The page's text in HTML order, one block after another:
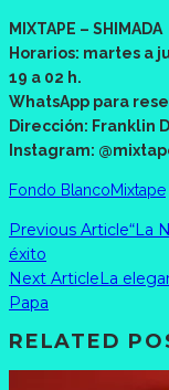
MIXTAPE – SHIMADA
Horarios: martes a
19 a 02 h.
WhatsApp para
Dirección: Franklin
Instagram:
Fondo BlancoMixtape
Previous Article“La
éxito
Next ArticleLa
Papa
RELATED